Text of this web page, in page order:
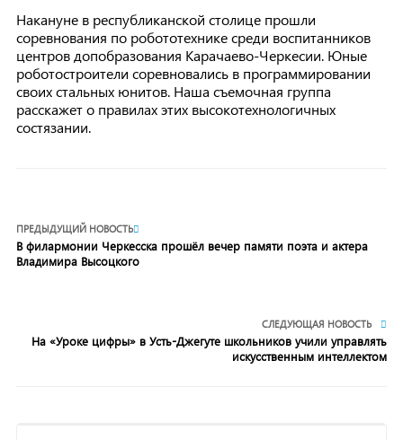
Накануне в республиканской столице прошли
соревнования по робототехнике среди воспитанников
центров допобразования Карачаево-Черкесии. Юные
роботостроители соревновались в программировании
своих стальных юнитов. Наша съемочная группа
расскажет о правилах этих высокотехнологичных
состязании.
ПРЕДЫДУЩИЙ НОВОСТЬ
В филармонии Черкесска прошёл вечер памяти поэта и актера
Владимира Высоцкого
СЛЕДУЮЩАЯ НОВОСТЬ
На «Уроке цифры» в Усть-Джегуте школьников учили управлять
искусственным интеллектом